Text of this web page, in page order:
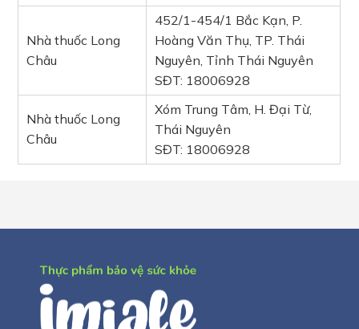
Nhà thuốc Long
Châu
452/1-454/1 Bắc Kạn, P.
Hoàng Văn Thụ, TP. Thái
Nguyên, Tỉnh Thái Nguyên
SĐT: 18006928
Nhà thuốc Long
Châu
Xóm Trung Tâm, H. Đại Từ,
Thái Nguyên
SĐT: 18006928